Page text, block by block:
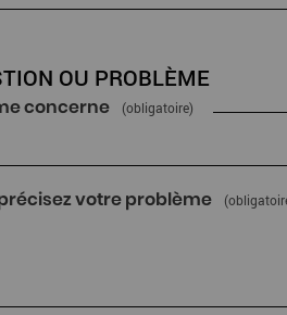
OU PROBLÈME
concerne (obligatoire)
votre problème